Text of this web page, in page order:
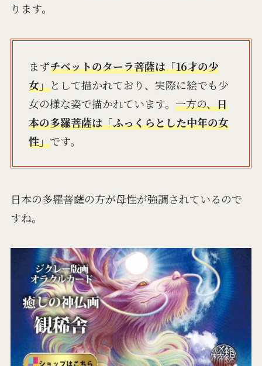
ります。
まずチベットのターラ菩薩は「16才の少
女」として描かれており、実際に絵でも少
女の様な姿で描かれています。 一方の、日
本の多羅菩薩は「ふっくらとした中年の女
性」です。
日本の多羅菩薩の方が母性が強調されているので
すね。